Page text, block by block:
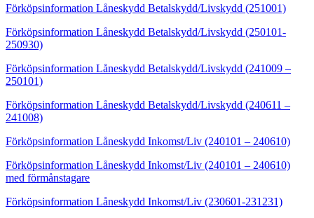
Förköpsinformation Låneskydd Betalskydd/Livskydd (251001)
Förköpsinformation Låneskydd Betalskydd/Livskydd (250101-
250930)
Förköpsinformation Låneskydd Betalskydd/Livskydd (241009 –
250101)
Förköpsinformation Låneskydd Betalskydd/Livskydd (240611 –
241008)
Förköpsinformation Låneskydd Inkomst/Liv (240101 – 240610)
Förköpsinformation Låneskydd Inkomst/Liv (240101 – 240610)
med förmånstagare
Förköpsinformation Låneskydd Inkomst/Liv (230601-231231)